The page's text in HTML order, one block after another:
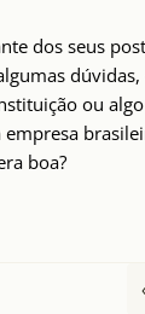
dos seus
ou
empresa
boa?